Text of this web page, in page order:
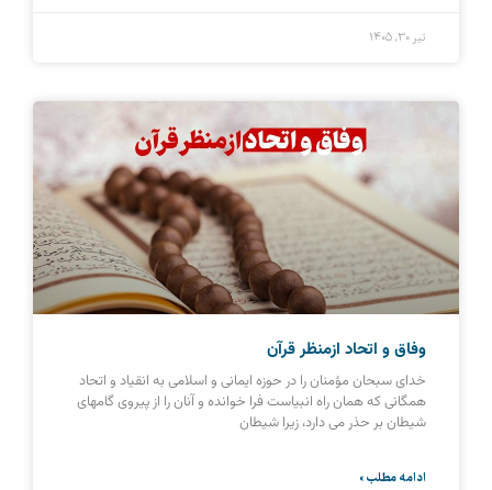
تیر ۳۰, ۱۴۰۵
وفاق و اتحاد ازمنظر قرآن
خدای سبحان مؤمنان را در حوزه ایمانی و اسلامی به انقیاد و اتحاد
همگانی که همان راه انبیاست فرا خوانده و آنان را از پیروی گامهای
شیطان بر حذر می دارد، زیرا شیطان
ادامه مطلب »